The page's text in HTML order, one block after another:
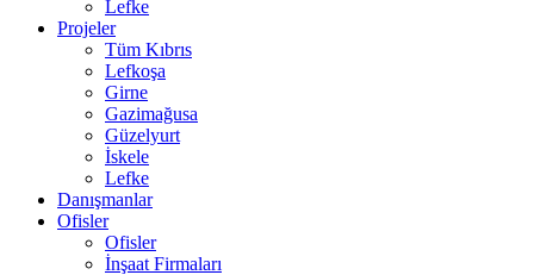
Lefke
Projeler
Tüm Kıbrıs
Lefkoşa
Girne
Gazimağusa
Güzelyurt
İskele
Lefke
Danışmanlar
Ofisler
Ofisler
İnşaat Firmaları